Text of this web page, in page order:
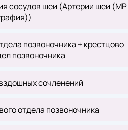
сосудов шеи (Артерии шеи (МР
позвоночника + крестцово
позвоночника
сочленений
отдела позвоночника